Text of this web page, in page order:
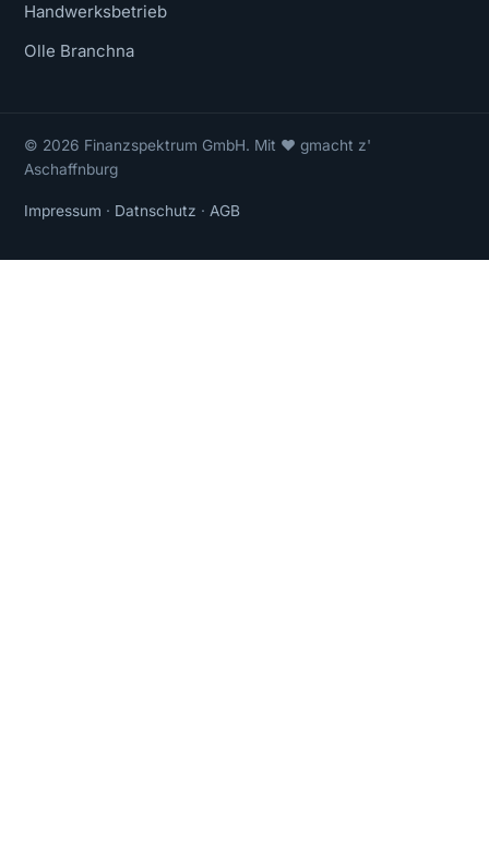
Handwerksbetrieb
Olle Branchna
© 2026 Finanzspektrum GmbH. Mit ❤ gmacht z'
Aschaffnburg
Impressum · Datnschutz · AGB